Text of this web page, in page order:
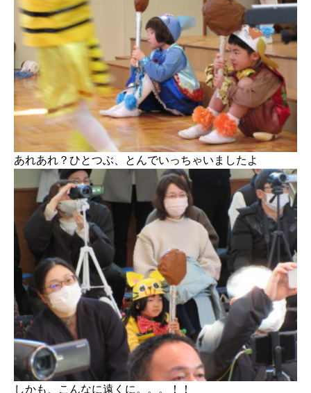
あれあれ？ひとつぶ、とんでいっちゃいましたよ
しかも、こんなに遠くに。。。！！